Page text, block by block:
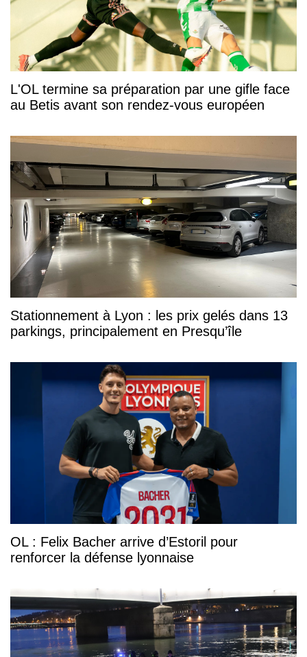
L'OL termine sa préparation par une gifle face
au Betis avant son rendez-vous européen
Stationnement à Lyon : les prix gelés dans 13
parkings, principalement en Presqu’île
OL : Felix Bacher arrive d’Estoril pour
renforcer la défense lyonnaise